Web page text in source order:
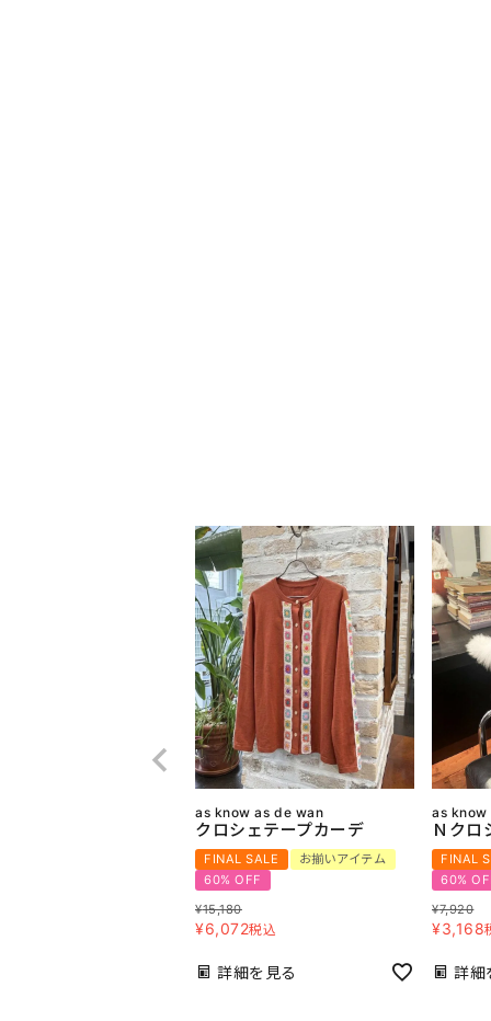
as know as de wan
クロシェテープカーデ
FINAL SALE
お揃いアイテム
60% OFF
¥15,180
¥6,072税込
詳細を見る
as know
Ｎクロ
FINAL
60%
¥7,920
¥3,168
詳細